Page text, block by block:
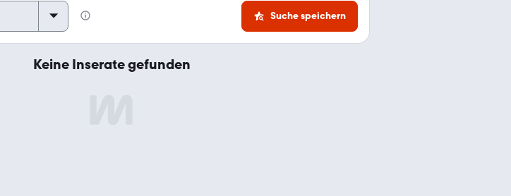
Suche speichern
Keine Inserate gefunden